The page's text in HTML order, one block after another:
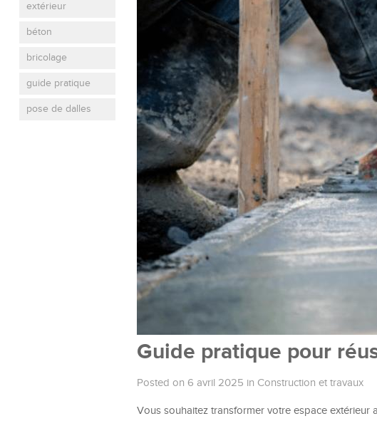
extérieur
béton
bricolage
guide pratique
pose de dalles
Guide pratique pour
Posted on 6 avril 2025 in Construction et travaux
Vous souhaitez transformer votre espace